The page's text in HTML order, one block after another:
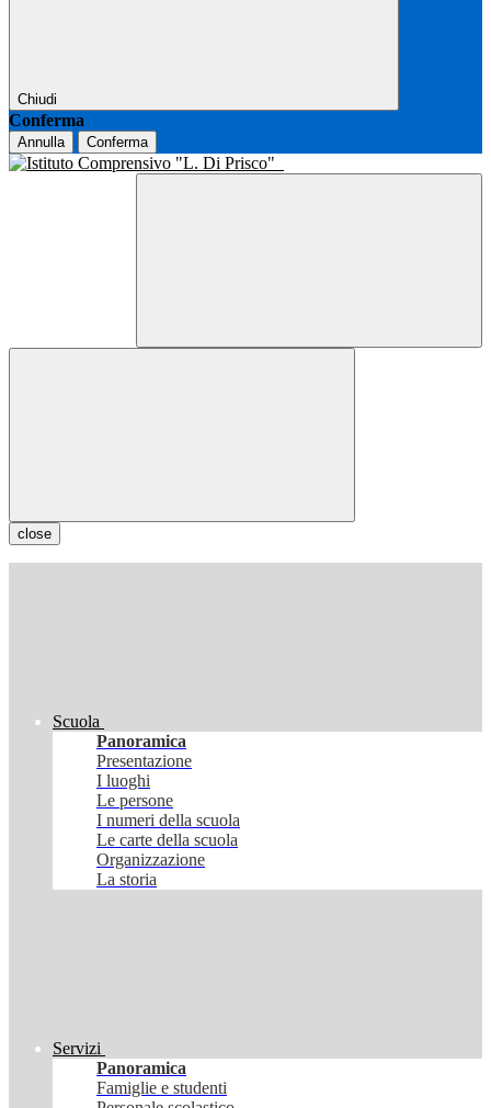
Chiudi
Conferma
Annulla Conferma
close
Scuola
Panoramica
Presentazione
I luoghi
Le persone
I numeri della scuola
Le carte della scuola
Organizzazione
La storia
Servizi
Panoramica
Famiglie e studenti